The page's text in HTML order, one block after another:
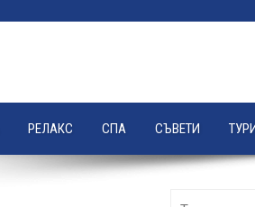
РЕЛАКС СПА СЪВЕТИ